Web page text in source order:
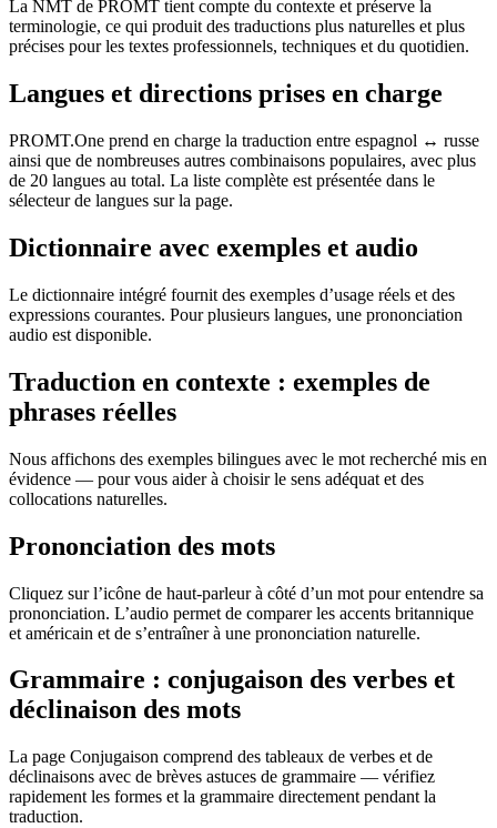
La NMT de PROMT tient compte du contexte et préserve la
terminologie, ce qui produit des traductions plus naturelles et plus
précises pour les textes professionnels, techniques et du quotidien.
Langues et directions prises en charge
PROMT.One prend en charge la traduction entre espagnol ↔ russe
ainsi que de nombreuses autres combinaisons populaires, avec plus
de 20 langues au total. La liste complète est présentée dans le
sélecteur de langues sur la page.
Dictionnaire avec exemples et audio
Le dictionnaire intégré fournit des exemples d’usage réels et des
expressions courantes. Pour plusieurs langues, une prononciation
audio est disponible.
Traduction en contexte : exemples de
phrases réelles
Nous affichons des exemples bilingues avec le mot recherché mis en
évidence — pour vous aider à choisir le sens adéquat et des
collocations naturelles.
Prononciation des mots
Cliquez sur l’icône de haut-parleur à côté d’un mot pour entendre sa
prononciation. L’audio permet de comparer les accents britannique
et américain et de s’entraîner à une prononciation naturelle.
Grammaire : conjugaison des verbes et
déclinaison des mots
La page Conjugaison comprend des tableaux de verbes et de
déclinaisons avec de brèves astuces de grammaire — vérifiez
rapidement les formes et la grammaire directement pendant la
traduction.